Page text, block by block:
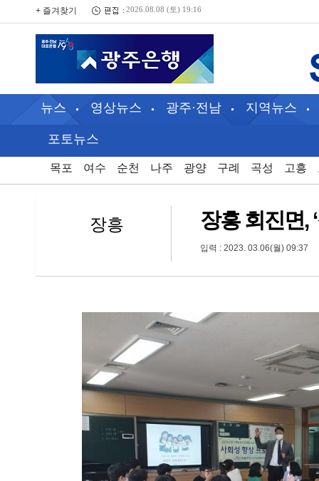
+ 즐겨찾기 2026.08.08 (토) 19:16
뉴스 영상뉴스 광주·전남 지역뉴스
포토뉴스
목포 여수 순천 나주 광양 구례 곡성 고흥
장흥 장흥 회진면,
입력 : 2023. 03.06(월) 09:37